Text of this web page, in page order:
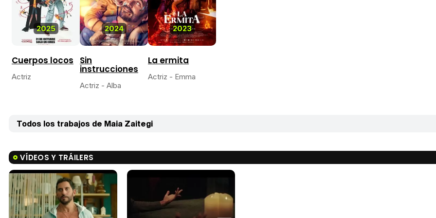
2025
Cuerpos locos
Actriz
2024
Sin
instrucciones
Actriz - Alba
2023
La ermita
Actriz - Emma
Todos los trabajos de Maia Zaitegi
VÍDEOS Y TRÁILERS